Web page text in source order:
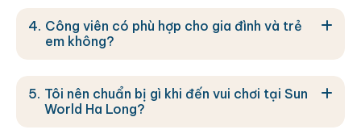
Công viên có phù hợp cho gia đình và trẻ
em không?
Tôi nên chuẩn bị gì khi đến vui chơi tại Sun
World Ha Long?